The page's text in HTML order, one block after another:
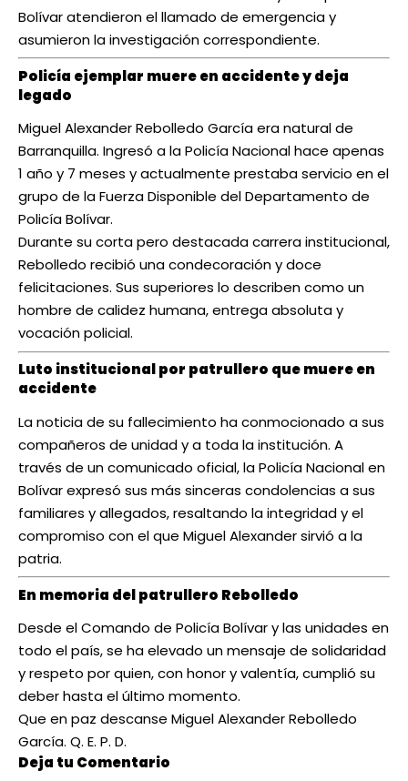
Bolívar atendieron el llamado de emergencia y
asumieron la investigación correspondiente.
Policía ejemplar muere en accidente y deja
legado
Miguel Alexander Rebolledo García era natural de
Barranquilla. Ingresó a la Policía Nacional hace apenas
1 año y 7 meses y actualmente prestaba servicio en el
grupo de la Fuerza Disponible del Departamento de
Policía Bolívar.
Durante su corta pero destacada carrera institucional,
Rebolledo recibió una condecoración y doce
felicitaciones. Sus superiores lo describen como un
hombre de calidez humana, entrega absoluta y
vocación policial.
Luto institucional por patrullero que muere en
accidente
La noticia de su fallecimiento ha conmocionado a sus
compañeros de unidad y a toda la institución. A
través de un comunicado oficial, la Policía Nacional en
Bolívar expresó sus más sinceras condolencias a sus
familiares y allegados, resaltando la integridad y el
compromiso con el que Miguel Alexander sirvió a la
patria.
En memoria del patrullero Rebolledo
Desde el Comando de Policía Bolívar y las unidades en
todo el país, se ha elevado un mensaje de solidaridad
y respeto por quien, con honor y valentía, cumplió su
deber hasta el último momento.
Que en paz descanse Miguel Alexander Rebolledo
García. Q. E. P. D.
Deja tu Comentario